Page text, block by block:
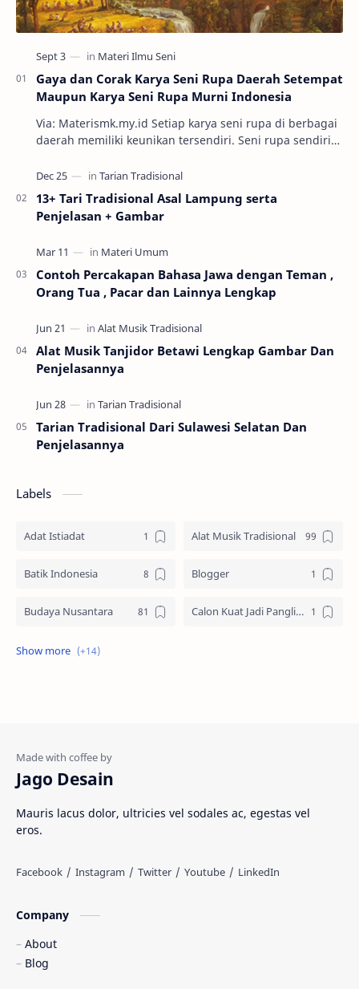
Gaya dan Corak Karya Seni Rupa Daerah Setempat
Maupun Karya Seni Rupa Murni Indonesia
Via: Materismk.my.id Setiap karya seni rupa di berbagai
daerah memiliki keunikan tersendiri. Seni rupa sendiri
13+ Tari Tradisional Asal Lampung serta
Penjelasan + Gambar
Contoh Percakapan Bahasa Jawa dengan Teman ,
Orang Tua , Pacar dan Lainnya Lengkap
Alat Musik Tanjidor Betawi Lengkap Gambar Dan
Penjelasannya
Tarian Tradisional Dari Sulawesi Selatan Dan
Penjelasannya
Labels
Adat Istiadat Alat Musik Tradisional
Batik Indonesia Blogger
Budaya Nusantara Calon Kuat Jadi Panglima TNI
Jasa website
Rumah Adat
Tarian Tradisional
Web freelancer Wisata Indonesia
Jago Desain
Mauris lacus dolor, ultricies vel sodales ac, egestas vel
eros.
Company
About
Blog